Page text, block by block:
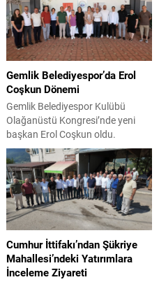
Gemlik Belediyespor’da Erol
Coşkun Dönemi
Gemlik Belediyespor Kulübü
Olağanüstü Kongresi’nde yeni
başkan Erol Coşkun oldu.
Kongreye Gemlik Belediye
Başkanı Şükrü Deviren, Belediye
Başkan Yardımcısı Durmuş Uslu,
Gemlik Belediyespor Kulübü
üyeleri ve antrenörlerin yanı sıra
Yeni Parti Gemlik İlçe Başkanı
Servet Pehlivan ile partililer katıldı.
Cemil Meriç Kültür Merkezi’ndeki
kongrede divan kurulu oy birliğiyle
Asiye Erman,...
Cumhur İttifakı’ndan Şükriye
Mahallesi’ndeki Yatırımlara
İnceleme Ziyareti